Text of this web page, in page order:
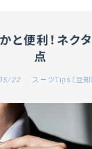
と便利！ネク
点
22 スーツTips（豆知